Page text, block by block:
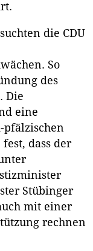
die CDU
So
des
Die
eine
dass der
Stübinger
mit einer
rechnen